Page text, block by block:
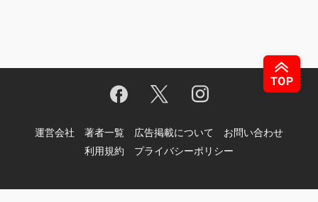
運営会社 著者一覧 広告掲載について
お問い合わせ
利用規約
プライバシーポリシー